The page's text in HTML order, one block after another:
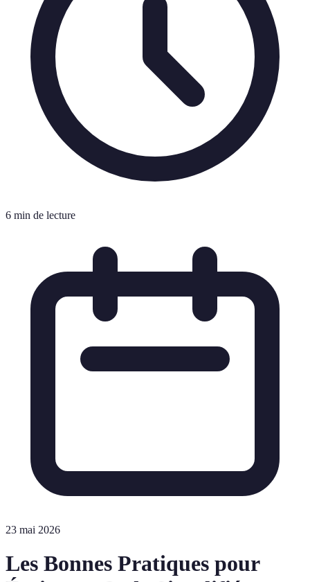
6 min de lecture
23 mai 2026
Les Bonnes Pratiques pour